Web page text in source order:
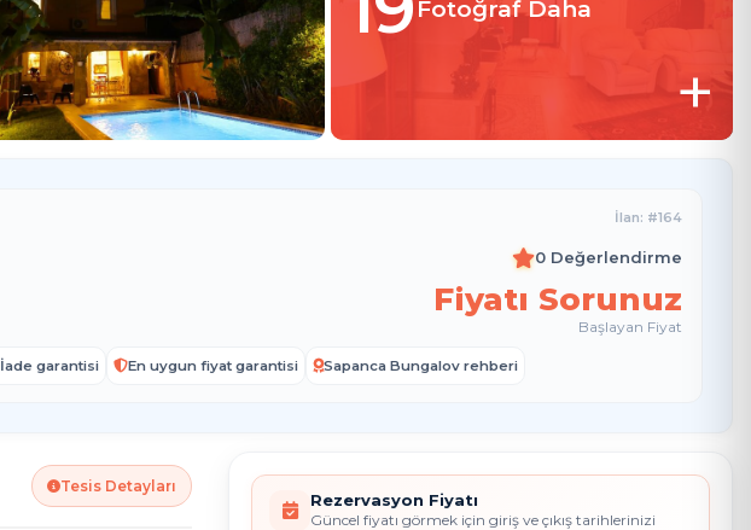
+
Fotoğraf Daha
İlan: #164
0 Değerlendirme
Fiyatı Sorunuz
Başlayan Fiyat
İade garantisi En uygun fiyat garantisi Sapanca Bungalov rehberi
Tesis Detayları
Rezervasyon Fiyatı
Güncel fiyatı görmek için giriş ve çıkış tarihlerinizi